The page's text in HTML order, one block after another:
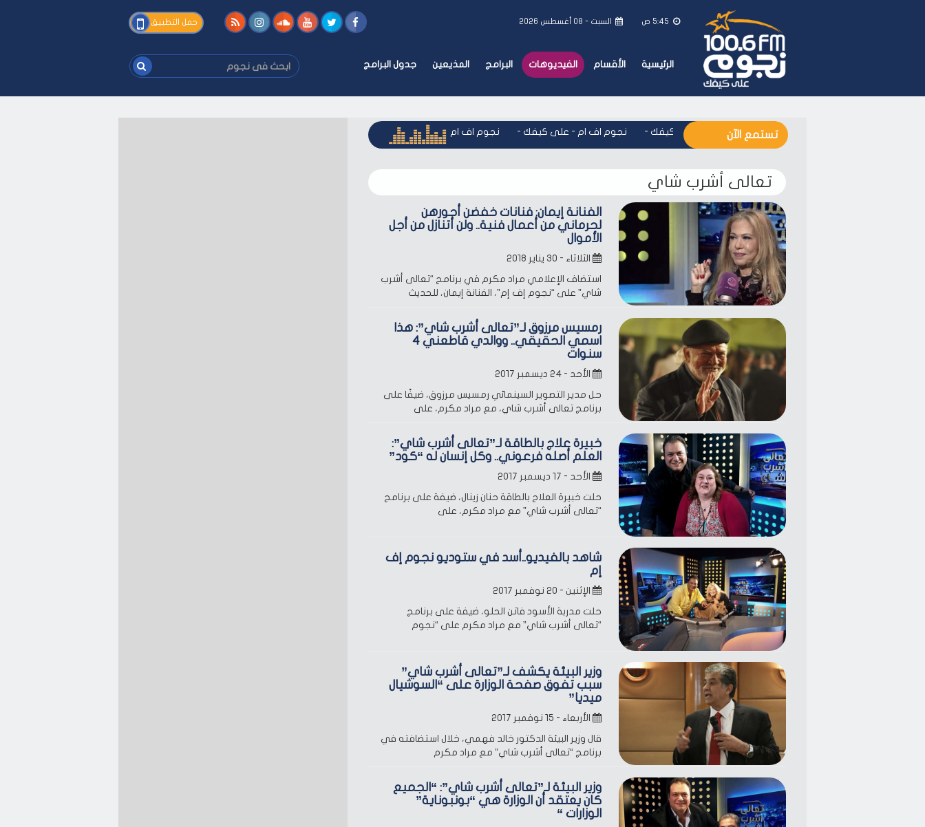
5:45 ص السبت - ٠٨ أغسطس ٢٠٢٦ حمل التطبيق
الرئيسية الأقسام الفيديوهات البرامج المذيعين جدول البرامج
ابحث
فى
فى
تستمع الآن -نجوم اف ام - على كيفك -نجوم اف ام - على كيفك -نجوم اف ام - على كيفك نجوم اف ام - على كيفك
تعالى أشرب شاي
الفنانة إيمان: فنانات خفضن أجورهن
لحرماني من أعمال فنية.. ولن أتنازل من أجل
الأموال
الثلاثاء - ٣٠ يناير ٢٠١٨
استضاف الإعلامي مراد مكرم في برنامج “تعالى أشرب
شاي” على “نجوم إف إم”، الفنانة إيمان، للحديث
رمسيس مرزوق لـ”تعالى أشرب شاي”: هذا
اسمي الحقيقي.. ووالدي قاطعني 4
سنوات
الأحد - ٢٤ ديسمبر ٢٠١٧
حل مدير التصوير السينمائي رمسيس مرزوق، ضيفًا على
برنامج تعالى أشرب شاي، مع مراد مكرم، على
خبيرة علاج بالطاقة لـ”تعالى أشرب شاي”:
العلم أصله فرعوني.. وكل إنسان له “كود”
الأحد - ١٧ ديسمبر ٢٠١٧
حلت خبيرة العلاج بالطاقة حنان زينال، ضيفة على برنامج
“تعالى أشرب شاي” مع مراد مكرم، على
شاهد بالفيديو..أسد في ستوديو نجوم إف
إم
الإثنين - ٢٠ نوفمبر ٢٠١٧
حلت مدربة الأسود فاتن الحلو، ضيفة على برنامج
“تعالى أشرب شاي” مع مراد مكرم على “نجوم
وزير البيئة يكشف لـ”تعالى أشرب شاي”
سبب تفوق صفحة الوزارة على “السوشيال
ميديا”
الأربعاء - ١٥ نوفمبر ٢٠١٧
قال وزير البيئة الدكتور خالد فهمي، خلال استضافته في
برنامج “تعالى أشرب شاي” مع مراد مكرم
وزير البيئة لـ”تعالى أشرب شاي”: “الجميع
كان يعتقد أن الوزارة هي “بونبوناية”
الوزارات “